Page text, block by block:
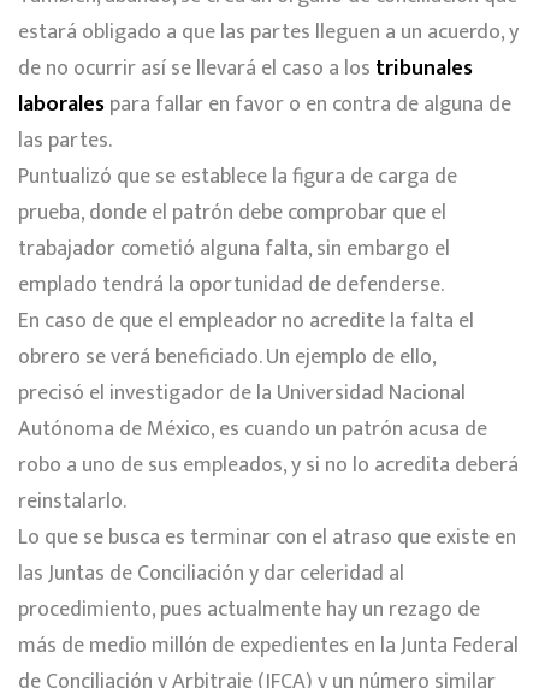
estará obligado a que las partes lleguen a un acuerdo, y
de no ocurrir así se llevará el caso a los tribunales
laboralespara fallar en favor o en contra de alguna de
las partes.
Puntualizó que se establece la figura de carga de
prueba, donde el patrón debe comprobar que el
trabajador cometió alguna falta, sin embargo el
emplado tendrá la oportunidad de defenderse.
En caso de que el empleador no acredite la falta el
obrero se verá beneficiado. Un ejemplo de ello,
precisó el investigador de la Universidad Nacional
Autónoma de México, es cuando un patrón acusa de
robo a uno de sus empleados, y si no lo acredita deberá
reinstalarlo.
Lo que se busca es terminar con el atraso que existe en
las Juntas de Conciliación y dar celeridad al
procedimiento, pues actualmente hay un rezago de
más de medio millón de expedientes en la Junta Federal